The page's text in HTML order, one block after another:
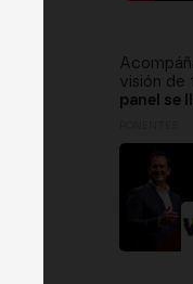
visión de
panel se